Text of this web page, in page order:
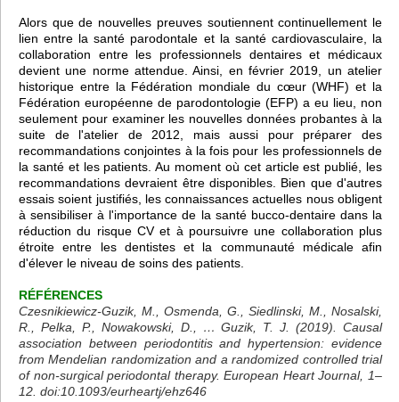
Alors que de nouvelles preuves soutiennent continuellement le
lien entre la santé parodontale et la santé cardiovasculaire, la
collaboration entre les professionnels dentaires et médicaux
devient une norme attendue. Ainsi, en février 2019, un atelier
historique entre la Fédération mondiale du cœur (WHF) et la
Fédération européenne de parodontologie (EFP) a eu lieu, non
seulement pour examiner les nouvelles données probantes à la
suite de l'atelier de 2012, mais aussi pour préparer des
recommandations conjointes à la fois pour les professionnels de
la santé et les patients. Au moment où cet article est publié, les
recommandations devraient être disponibles. Bien que d'autres
essais soient justifiés, les connaissances actuelles nous obligent
à sensibiliser à l'importance de la santé bucco-dentaire dans la
réduction du risque CV et à poursuivre une collaboration plus
étroite entre les dentistes et la communauté médicale afin
d'élever le niveau de soins des patients.
RÉFÉRENCES
Czesnikiewicz-Guzik, M., Osmenda, G., Siedlinski, M., Nosalski,
R., Pelka, P., Nowakowski, D., … Guzik, T. J. (2019). Causal
association between periodontitis and hypertension: evidence
from Mendelian randomization and a randomized controlled trial
of non-surgical periodontal therapy. European Heart Journal, 1–
12. doi:10.1093/eurheartj/ehz646